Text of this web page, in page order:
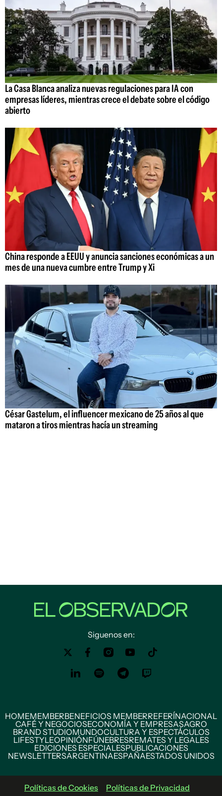
La Casa Blanca analiza nuevas regulaciones para IA con
empresas líderes, mientras crece el debate sobre el código
abierto
China responde a EEUU y anuncia sanciones económicas a un
mes de una nueva cumbre entre Trump y Xi
César Gastelum, el influencer mexicano de 25 años al que
mataron a tiros mientras hacía un streaming
Siguenos en:
HOMEMEMBERBENEFICIOS MEMBERREFERÍNACIONAL
CAFÉ Y NEGOCIOSECONOMÍA Y EMPRESASAGRO
BRAND STUDIOMUNDOCULTURA Y ESPECTÁCULOS
LIFESTYLEOPINIÓNFÚNEBRESREMATES Y LEGALES
EDICIONES ESPECIALESPUBLICACIONES
NEWSLETTERSARGENTINAESPAÑAESTADOS UNIDOS
Políticas de Cookies Políticas de Privacidad